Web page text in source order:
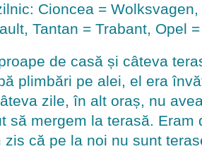
Cioncea =
Tantan = Trabant, Opel
de casă și câteva
plimbări pe alei, el era
zile, în alt oraș, nu
să mergem la terasă. Eram
zis că pe la noi nu sunt